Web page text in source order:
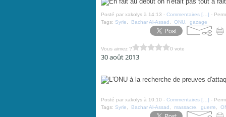
Posté par xakolys à 14:13 - Commentaires [… ] -
Tags: Syrie Bachar Al-Assad ONU, gazage
Vous aimez ? 0 vote
30 août 2013
Posté par xakolys à 10:10 - Commentaires [… ] -
Tags: Syrie Bachar Al-Assad massacre guerre